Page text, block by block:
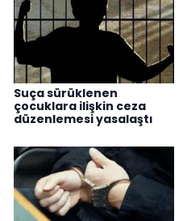
Suça sürüklenen
çocuklara ilişkin ceza
düzenlemesi yasalaştı